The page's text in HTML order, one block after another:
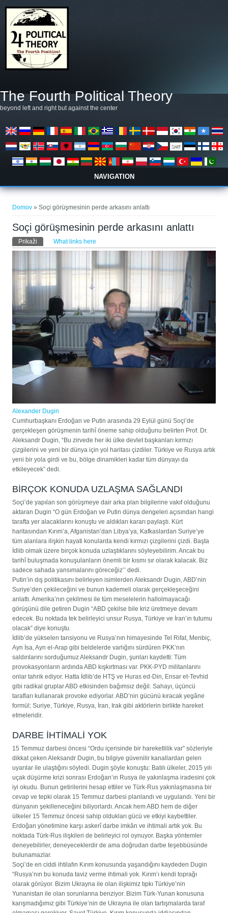
The Fourth Political Theory
beyond left and right but against the center
NAVIGATION
Domov » Soçi görüşmesinin perde arkasını anlattı
Soçi görüşmesinin perde arkasını anlattı
Primarni zavihki
Prikaži (active tab)What links here
Alexander Dugin
Cumhurbaşkanı Erdoğan ve Putin arasında 29 Eylül günü Soçi’de
gerçekleşen görüşmenin tarihî öneme sahip olduğunu belirten Prof. Dr.
Aleksandr Dugin, “Bu zirvede her iki ülke devlet başkanları kırmızı
çizgilerini ve yeni bir dünya için yol haritası çizdiler. Türkiye ve Rusya artık
yeni bir yola girdi ve bu, bölge dinamikleri kadar tüm dünyayı da
etkileyecek” dedi.
BİRÇOK KONUDA UZLAŞMA SAĞLANDI
Soçi’de yapılan son görüşmeye dair arka plan bilgilerine vakıf olduğunu
aktaran Dugin “O gün Erdoğan ve Putin dünya dengeleri açısından hangi
tarafta yer alacaklarını konuştu ve aldıkları kararı paylaştı. Kürt
haritasından Kırım’a, Afganistan’dan Libya’ya, Kafkaslardan Suriye’ye
tüm alanlara ilişkin hayati konularda kendi kırmızı çizgilerini çizdi. Başta
İdlib olmak üzere birçok konuda uzlaştıklarını söyleyebilirim. Ancak bu
tarihî buluşmada konuşulanların önemli bir kısmı sır olarak kalacak. Biz
sadece sahada yansımalarını göreceğiz’’ dedi.
Putin’in dış politikasını belirleyen isimlerden Aleksandr Dugin, ABD’nin
Suriye’den çekileceğini ve bunun kademeli olarak gerçekleşeceğini
anlattı. Amerika’nın çekilmesi ile tüm meselelerin hallolmayacağı
görüşünü dile getiren Dugin “ABD çekilse bile kriz üretmeye devam
edecek. Bu noktada tek belirleyici unsur Rusya, Türkiye ve İran’ın tutumu
olacak” diye konuştu.
İdlib’de yükselen tansiyonu ve Rusya’nın himayesinde Tel Rifat, Menbiç,
Ayn İsa, Ayn el-Arap gibi beldelerde varlığını sürdüren PKK’nın
saldırılarını sorduğumuz Aleksandr Dugin, şunları kaydetti: Tüm
provokasyonların ardında ABD kışkırtması var. PKK-PYD militanlarını
onlar tahrik ediyor. Hatta İdlib’de HTŞ ve Huras ed-Din, Ensar et-Tevhid
gibi radikal gruplar ABD etkisinden bağımsız değil. Sahayı, üçüncü
tarafları kullanarak provoke ediyorlar. ABD’nin gücünü kıracak yegâne
formül; Suriye, Türkiye, Rusya, İran, Irak gibi aktörlerin birlikte hareket
etmeleridir.
DARBE İHTİMALİ YOK
15 Temmuz darbesi öncesi “Ordu içerisinde bir hareketlilik var” sözleriyle
dikkat çeken Aleksandr Dugin, bu bilgiye güvenilir kanallardan gelen
uyarılar ile ulaştığını söyledi. Dugin şöyle konuştu: Batılı ülkeler, 2015 yılı
uçak düşürme krizi sonrası Erdoğan’ın Rusya ile yakınlaşma iradesini çok
iyi okudu. Bunun getirilerini hesap ettiler ve Türk-Rus yakınlaşmasına bir
cevap ve tepki olarak 15 Temmuz darbesi planlandı ve uygulandı. Yeni bir
dünyanın şekilleneceğini biliyorlardı. Ancak hem ABD hem de diğer
ülkeler 15 Temmuz öncesi sahip oldukları gücü ve etkiyi kaybettiler.
Erdoğan yönetimine karşı askerî darbe imkân ve ihtimali artık yok. Bu
noktada Türk-Rus ilişkileri de belirleyici rol oynuyor. Başka yöntemler
deneyebilirler, deneyeceklerdir de ama doğrudan darbe teşebbüsünde
bulunamazlar.
Soçi’de en ciddi ihtilafın Kırım konusunda yaşandığını kaydeden Dugin
“Rusya’nın bu konuda taviz verme ihtimali yok. Kırım’ı kendi toprağı
olarak görüyor. Bizim Ukrayna ile olan ilişkimiz tıpkı Türkiye’nin
Yunanistan ile olan sorunlarına benziyor. Bizim Türk-Yunan konusuna
karışmadığımız gibi Türkiye’nin de Ukrayna ile olan tartışmalarda taraf